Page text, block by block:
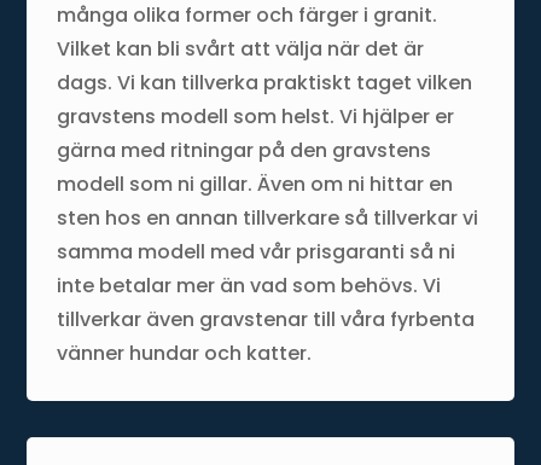
många olika former och färger i granit.
Vilket kan bli svårt att välja när det är
dags. Vi kan tillverka praktiskt taget vilken
gravstens modell som helst. Vi hjälper er
gärna med ritningar på den gravstens
modell som ni gillar. Även om ni hittar en
sten hos en annan tillverkare så tillverkar vi
samma modell med vår prisgaranti så ni
inte betalar mer än vad som behövs. Vi
tillverkar även gravstenar till våra fyrbenta
vänner hundar och katter.